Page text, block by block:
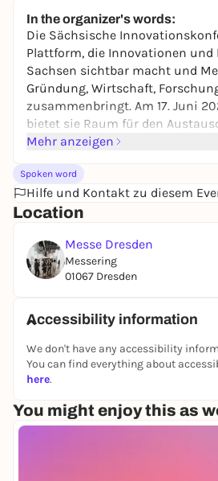
In the organizer's words:
Die Sächsische
Plattform, die Innovationen
Sachsen sichtbar macht und
Gründung, Wirtschaft,
zusammenbringt. Am 17. Juni
bietet sie Raum für den
Projekte, Ideen und
fünf Bühnen und drei
über 100 Speaker:innen
Lösungsansätze für eine
Diskussionen sorgt die
direkten Einblick in die
Rund 1500 Besucher:innen aus
Kapitalgeber:innen und Politik
Ideen der Preisträger:innen des
Gründerpreises 2026 ergänzen
zeigen aktuelle Entwicklungen
Perspektive. Die Veranstaltung findet in Halle 4 des
Messegeländes Dresden statt
von 10 bis 22 Uhr. Organisiert
Mehr anzeigen
Spoken word
Hilfe und Kontakt zu diesem
Location
Messe Dresden
Messering
01067 Dresden
Accessibility information
We don't have any accessibility
You can find everything about
here.
You might enjoy this as